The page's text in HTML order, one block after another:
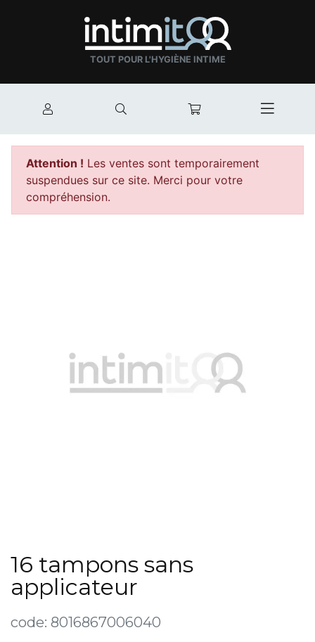
TOUT POUR L'HYGIÈNE INTIME
Mon compte Mon panier
Attention ! Les ventes sont temporairement
suspendues sur ce site. Merci pour votre
compréhension.
16 tampons sans
applicateur
code: 8016867006040